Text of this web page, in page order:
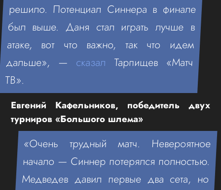
решило. Потенциал Синнера в финале
был выше. Даня стал играть лучше в
атаке, вот что важно, так что идем
дальше», —сказал Тарпищев «Матч
ТВ».
Евгений Кафельников, победитель двух
турниров «Большого шлема»
«Очень трудный матч. Невероятное
начало — Синнер потерялся полностью.
Медведев давил первые два сета, но